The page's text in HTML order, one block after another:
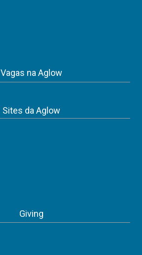
Vagas na Aglow
Sites da Aglow
Giving